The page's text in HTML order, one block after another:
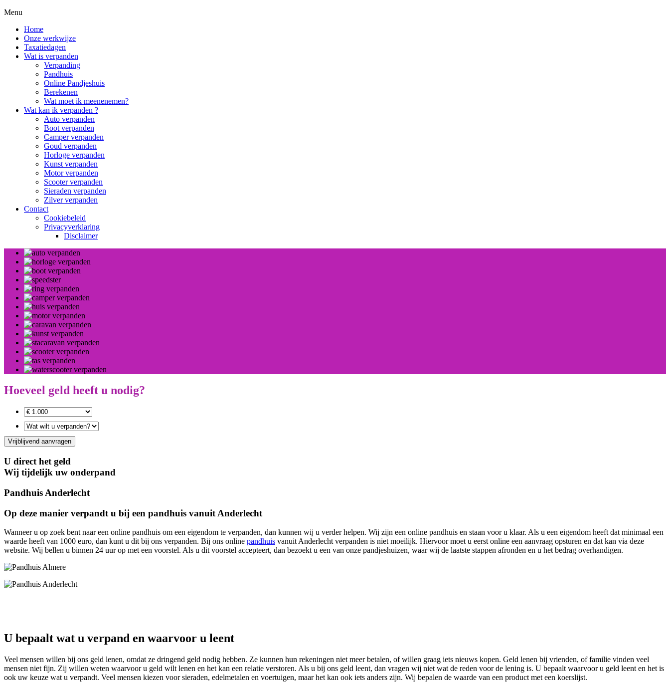
Menu
Home
Onze werkwijze
Taxatiedagen
Wat is verpanden
Verpanding
Pandhuis
Online Pandjeshuis
Berekenen
Wat moet ik meenenemen?
Wat kan ik verpanden ?
Auto verpanden
Boot verpanden
Camper verpanden
Goud verpanden
Horloge verpanden
Kunst verpanden
Motor verpanden
Scooter verpanden
Sieraden verpanden
Zilver verpanden
Contact
Cookiebeleid
Privacyverklaring
Disclaimer
Hoeveel geld heeft u nodig?
Vrijblijvend aanvragen
U direct het geld
Wij tijdelijk uw onderpand
Pandhuis Anderlecht
Op deze manier verpandt u bij een pandhuis vanuit Anderlecht
Wanneer u op zoek bent naar een online pandhuis om een eigendom te verpanden, dan kunnen wij u verder helpen. Wij zijn een online pandhuis en staan voor u klaar. Als u een eigendom heeft dat minimaal een
waarde heeft van 1000 euro, dan kunt u dit bij ons verpanden. Bij ons online pandhuis vanuit Anderlecht verpanden is niet moeilijk. Hiervoor moet u eerst online een aanvraag opsturen en dat kan via deze
website. Wij bellen u binnen 24 uur op met een voorstel. Als u dit voorstel accepteert, dan bezoekt u een van onze pandjeshuizen, waar wij de laatste stappen afronden en u het bedrag overhandigen.
U bepaalt wat u verpand en waarvoor u leent
Veel mensen willen bij ons geld lenen, omdat ze dringend geld nodig hebben. Ze kunnen hun rekeningen niet meer betalen, of willen graag iets nieuws kopen. Geld lenen bij vrienden, of familie vinden veel
mensen niet fijn. Zij willen weten waarvoor u geld wilt lenen en het kan een relatie verstoren. Als u bij ons geld leent, dan vragen wij niet wat de reden voor de lening is. U bepaalt waarvoor u geld leent en het is
ook uw keuze wat u verpandt. Veel mensen kiezen voor sieraden, edelmetalen en voertuigen, maar het kan ook iets anders zijn. Wij bepalen de waarde van een product met een koerslijst.